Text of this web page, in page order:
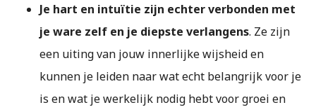
Je hart en intuïtie zijn echter verbonden met
je ware zelf en je diepste verlangens. Ze zijn
een uiting van jouw innerlijke wijsheid en
kunnen je leiden naar wat echt belangrijk voor je
is en wat je werkelijk nodig hebt voor groei en